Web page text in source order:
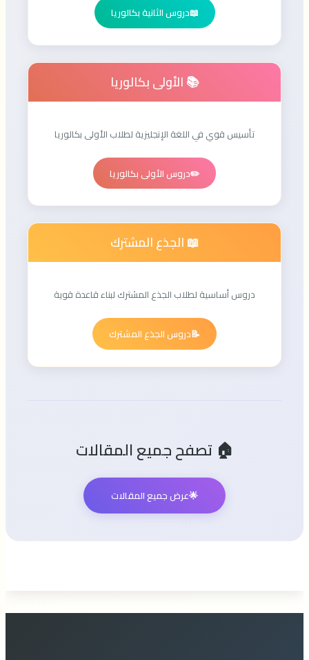
📖دروس الثانية بكالوريا
📚 الأولى بكالوريا
تأسيس قوي في اللغة الإنجليزية لطلاب الأولى بكالوريا
✏️دروس الأولى بكالوريا
📖 الجذع المشترك
دروس أساسية لطلاب الجذع المشترك لبناء قاعدة قوية
📝دروس الجذع المشترك
🏠 تصفح جميع المقالات
🌟عرض جميع المقالات